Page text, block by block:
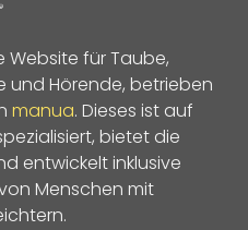
Website für Taube,
und Hörende, betrieben
manua. Dieses ist auf
bietet die
entwickelt inklusive
Menschen mit